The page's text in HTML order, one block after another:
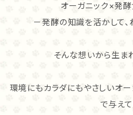
オーガニック×発酵
－発酵の知識を活かして
そんな想いから生ま
環境にもカラダにもやさしいオー
で与え